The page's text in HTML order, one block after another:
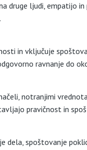
druge ljudi, empatijo
in vključuje
ravnanje do
notranjimi
pravičnost in
dela, spoštovanje